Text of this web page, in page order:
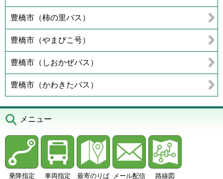
豊橋市（柿の里バス）
豊橋市（やまびこ号）
豊橋市（しおかぜバス）
豊橋市（かわきたバス）
メニュー
乗降指定 車両指定 最寄のりば メール配信 路線図